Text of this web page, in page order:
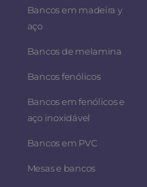
Bancos em madeira y
aço
Bancos de melamina
Bancos fenólicos
Bancos em fenólicos e
aço inoxidável
Bancos em PVC
Mesas e bancos